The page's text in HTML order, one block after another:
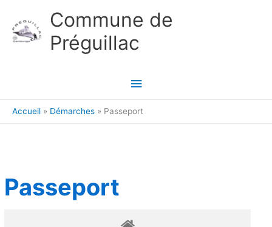
Commune de
Préguillac
Menu
principal
Accueil Démarches Passeport
Passeport